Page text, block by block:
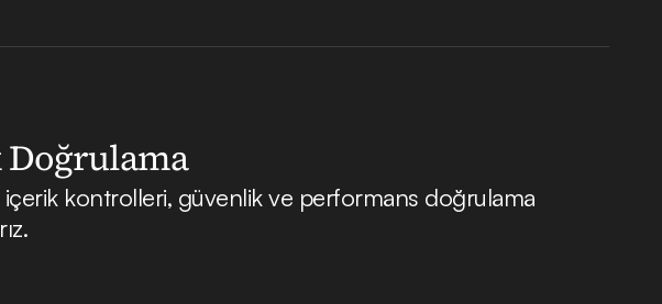
Doğrulama
içerik kontrolleri, güvenlik ve performans doğrulama